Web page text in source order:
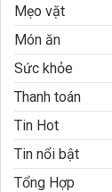
Mẹo vặt
Món ăn
Sức khỏe
Thanh toán
Tin Hot
Tin nổi bật
Tổng Hợp